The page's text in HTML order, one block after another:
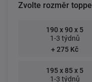
Zvolte rozměr
190 x 90 x 5
1-3 týdnů
+ 275 Kč
195 x 85 x 5
1-3 týdnů